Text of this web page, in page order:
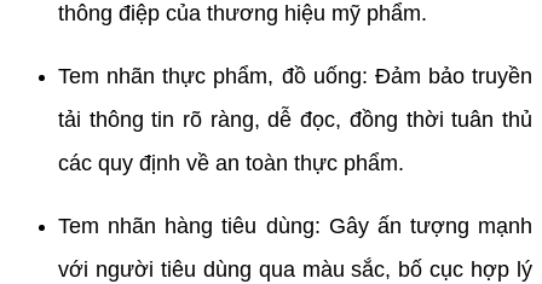
thông điệp của thương hiệu mỹ phẩm.
Tem nhãn thực phẩm, đồ uống: Đảm bảo truyền
tải thông tin rõ ràng, dễ đọc, đồng thời tuân thủ
các quy định về an toàn thực phẩm.
Tem nhãn hàng tiêu dùng: Gây ấn tượng mạnh
với người tiêu dùng qua màu sắc, bố cục hợp lý